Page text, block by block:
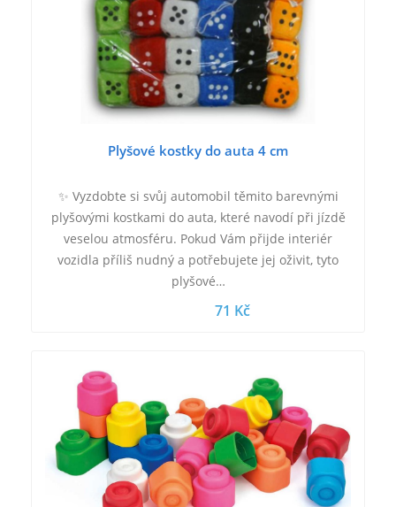
Plyšové kostky do auta 4 cm
✨ Vyzdobte si svůj automobil těmito barevnými
plyšovými kostkami do auta, které navodí při jízdě
veselou atmosféru. Pokud Vám přijde interiér
vozidla příliš nudný a potřebujete jej oživit, tyto
plyšové…
71 Kč